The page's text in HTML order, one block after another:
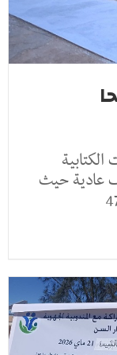
دورة 2026 في ظروف عادية حيث